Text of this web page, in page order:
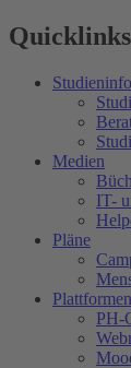
Quicklinks
Medien
IT-
Pläne
Plattformen
PH-